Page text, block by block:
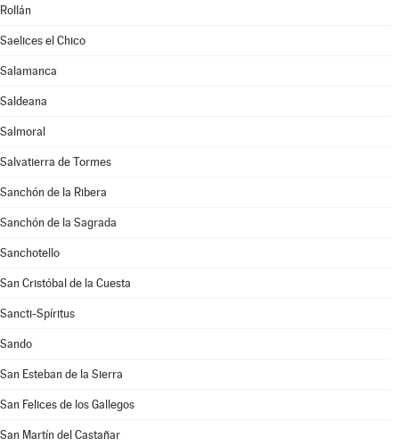
Rollán
Saelices el Chico
Salamanca
Saldeana
Salmoral
Salvatierra de Tormes
Sanchón de la Ribera
Sanchón de la Sagrada
Sanchotello
San Cristóbal de la Cuesta
Sancti-Spíritus
Sando
San Esteban de la Sierra
San Felices de los Gallegos
San Martín del Castañar